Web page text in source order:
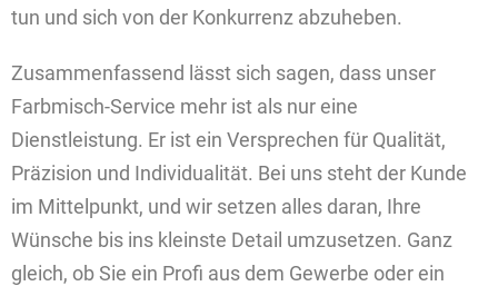
tun und sich von der Konkurrenz abzuheben.
Zusammenfassend lässt sich sagen, dass unser
Farbmisch-Service mehr ist als nur eine
Dienstleistung. Er ist ein Versprechen für Qualität,
Präzision und Individualität. Bei uns steht der Kunde
im Mittelpunkt, und wir setzen alles daran, Ihre
Wünsche bis ins kleinste Detail umzusetzen. Ganz
gleich, ob Sie ein Profi aus dem Gewerbe oder ein